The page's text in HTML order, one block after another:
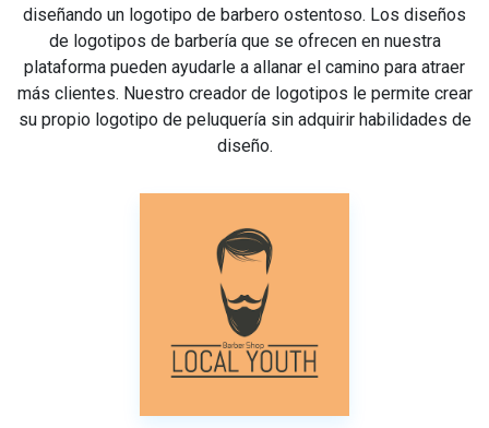
diseñando un logotipo de barbero ostentoso. Los diseños
de logotipos de barbería que se ofrecen en nuestra
plataforma pueden ayudarle a allanar el camino para atraer
más clientes. Nuestro creador de logotipos le permite crear
su propio logotipo de peluquería sin adquirir habilidades de
diseño.